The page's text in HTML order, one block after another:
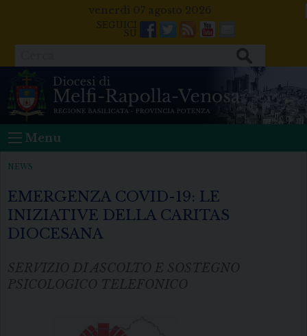
venerdì 07 agosto 2026
Facebook
Twitter
FeedsYoutube
Mail
Menu
NEWS
EMERGENZA COVID-19: LE
INIZIATIVE DELLA CARITAS
DIOCESANA
SERVIZIO DI ASCOLTO E SOSTEGNO
PSICOLOGICO TELEFONICO